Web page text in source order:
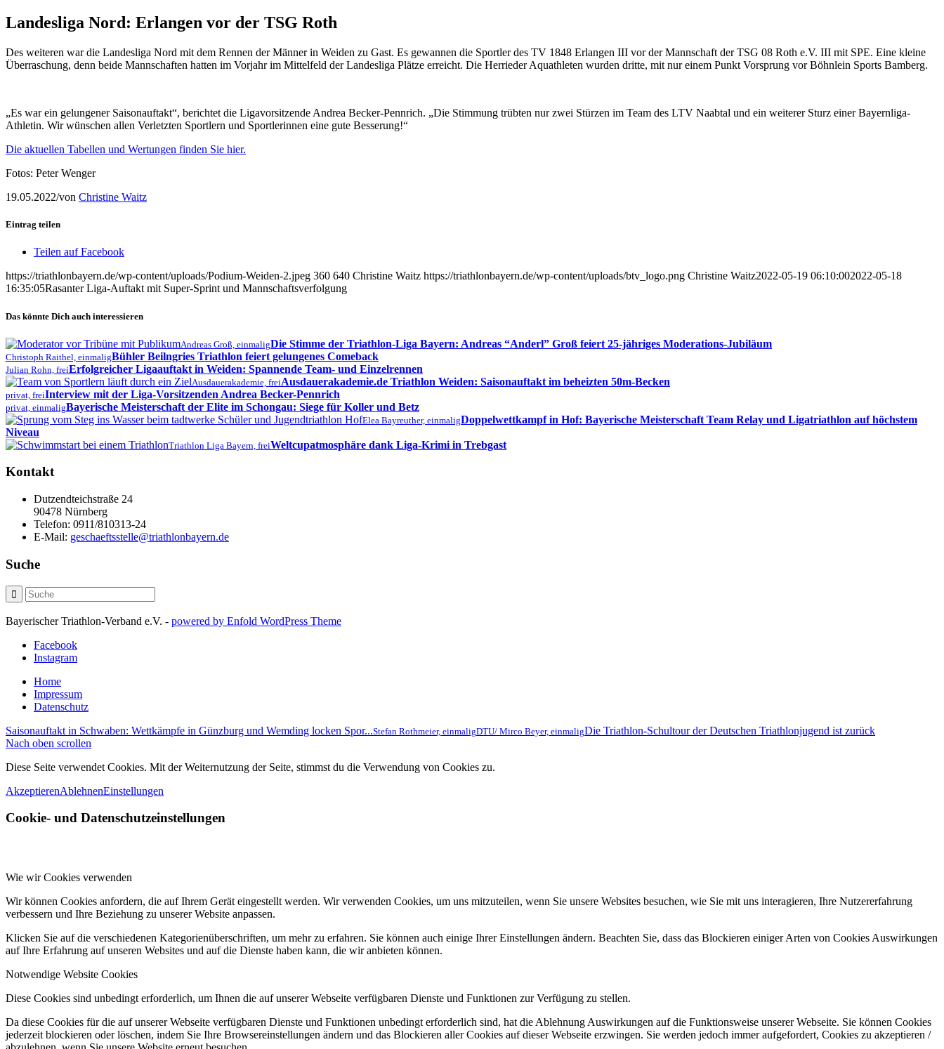
Landesliga Nord: Erlangen vor der TSG Roth
Des weiteren war die Landesliga Nord mit dem Rennen der Männer in Weiden zu Gast. Es gewannen die Sportler des TV 1848 Erlangen III vor der Mannschaft der TSG 08 Roth e.V. III mit SPE. Eine kleine
Überraschung, denn beide Mannschaften hatten im Vorjahr im Mittelfeld der Landesliga Plätze erreicht. Die Herrieder Aquathleten wurden dritte, mit nur einem Punkt Vorsprung vor Böhnlein Sports Bamberg.
„Es war ein gelungener Saisonauftakt“, berichtet die Ligavorsitzende Andrea Becker-Pennrich. „Die Stimmung trübten nur zwei Stürzen im Team des LTV Naabtal und ein weiterer Sturz einer Bayernliga-
Athletin. Wir wünschen allen Verletzten Sportlern und Sportlerinnen eine gute Besserung!“
Die aktuellen Tabellen und Wertungen finden Sie hier.
Fotos: Peter Wenger
19.05.2022/von Christine Waitz
Eintrag teilen
Teilen auf Facebook
https://triathlonbayern.de/wp-content/uploads/Podium-Weiden-2.jpeg 360 640 Christine Waitz https://triathlonbayern.de/wp-content/uploads/btv_logo.png Christine Waitz2022-05-19 06:10:002022-05-18
16:35:05Rasanter Liga-Auftakt mit Super-Sprint und Mannschaftsverfolgung
Das könnte Dich auch interessieren
Andreas Groß, einmaligDie Stimme der Triathlon-Liga Bayern: Andreas “Anderl” Groß feiert 25-jähriges Moderations-Jubiläum
Christoph Raithel, einmaligBühler Beilngries Triathlon feiert gelungenes Comeback
Julian Rohn, freiErfolgreicher Ligaauftakt in Weiden: Spannende Team- und Einzelrennen
Ausdauerakademie, freiAusdauerakademie.de Triathlon Weiden: Saisonauftakt im beheizten 50m-Becken
privat, freiInterview mit der Liga-Vorsitzenden Andrea Becker-Pennrich
privat, einmaligBayerische Meisterschaft der Elite im Schongau: Siege für Koller und Betz
Elea Bayreuther, einmaligDoppelwettkampf in Hof: Bayerische Meisterschaft Team Relay und Ligatriathlon auf höchstem
Niveau
Triathlon Liga Bayern, freiWeltcupatmosphäre dank Liga-Krimi in Trebgast
Kontakt
Dutzendteichstraße 24
90478 Nürnberg
Telefon: 0911/810313-24
E-Mail: geschaeftsstelle@triathlonbayern.de
Suche
Bayerischer Triathlon-Verband e.V. - powered by Enfold WordPress Theme
Facebook
Instagram
Home
Impressum
Datenschutz
Saisonauftakt in Schwaben: Wettkämpfe in Günzburg und Wemding locken Spor...Stefan Rothmeier, einmaligDTU/ Mirco Beyer, einmaligDie Triathlon-Schultour der Deutschen Triathlonjugend ist zurück
Nach oben scrollen
Diese Seite verwendet Cookies. Mit der Weiternutzung der Seite, stimmst du die Verwendung von Cookies zu.
AkzeptierenAblehnenEinstellungen
Cookie- und Datenschutzeinstellungen
Wie wir Cookies verwenden
Wir können Cookies anfordern, die auf Ihrem Gerät eingestellt werden. Wir verwenden Cookies, um uns mitzuteilen, wenn Sie unsere Websites besuchen, wie Sie mit uns interagieren, Ihre Nutzererfahrung
verbessern und Ihre Beziehung zu unserer Website anpassen.
Klicken Sie auf die verschiedenen Kategorienüberschriften, um mehr zu erfahren. Sie können auch einige Ihrer Einstellungen ändern. Beachten Sie, dass das Blockieren einiger Arten von Cookies Auswirkungen
auf Ihre Erfahrung auf unseren Websites und auf die Dienste haben kann, die wir anbieten können.
Notwendige Website Cookies
Diese Cookies sind unbedingt erforderlich, um Ihnen die auf unserer Webseite verfügbaren Dienste und Funktionen zur Verfügung zu stellen.
Da diese Cookies für die auf unserer Webseite verfügbaren Dienste und Funktionen unbedingt erforderlich sind, hat die Ablehnung Auswirkungen auf die Funktionsweise unserer Webseite. Sie können Cookies
jederzeit blockieren oder löschen, indem Sie Ihre Browsereinstellungen ändern und das Blockieren aller Cookies auf dieser Webseite erzwingen. Sie werden jedoch immer aufgefordert, Cookies zu akzeptieren /